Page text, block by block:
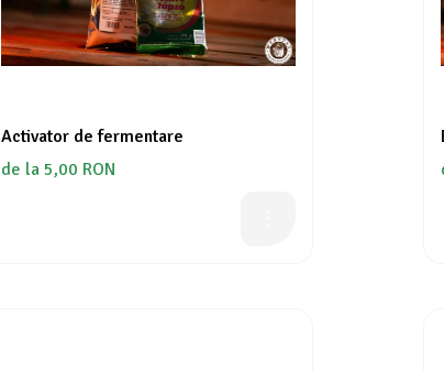
Activator de fermentare
de la 5,00 RON